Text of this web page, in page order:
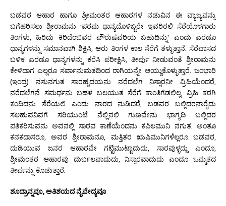
ಬಡವರ ಆಹಾರ ಹಾಗೂ ಶ್ರೀಮಂತರ ಆಹಾರಗಳ ನಡುವಿನ ಈ ವ್ಯಾಜ್ಯವನ್ನು
ಬಗೆಹರಿಸಲು ಶ್ರೀರಾಮನು ‘ಪರಮ ಧಾನ್ಯದೊಳಿಬ್ಬರೇ ಇವರಿರಲಿ ಸೆರೆಯೊಳಗಾರು
ತಿಂಗಳು, ಹಿರಿದು ಕಿರಿದೆಂಬಿವರ ಪೌರುಷವರಿಯ ಬಹುದಿನ್ನು’ ಎಂದು ಎರಡೂ
ಧಾನ್ಯಗಳನ್ನು ಸಮಾನವಾಗಿ ಶಿಕ್ಷಿಸಿ, ಆರು ತಿಂಗಳ ಕಾಲ ಸೆರೆಗೆ ತಳ್ಳುತ್ತಾನೆ. ಸೆರೆವಾಸದ
ಬಳಿಕ ಎರಡೂ ಧಾನ್ಯಗಳನ್ನು ಕರೆಸಿ ಪರೀಕ್ಷಿಸಿ, ತೀರ್ಪು ನೀಡುವಂತೆ ಶ್ರೀರಾಮನು
ಕೇಳಿದಾಗ ಎಲ್ಲರೂ ಸರ್ವಾನುಮತದಿಂದ ರಾಗಿಯನ್ನೇ ಆಯ್ದುಕೊಳ್ಳುತ್ತಾರೆ. ಜಂಭಾರಿ
(ಇಂದ್ರ) ನಸುನಗುತ ಸಾರಹೃದಯನು ನರೆದಲೆಗ ನಿಸ್ಸಾರನೀ ವ್ರಿಹಿಯೆಂದರೆ,
ನರೆದಲೆಗನೆ ಸಮರ್ಥನು ಬಹಳ ಬಲಯುತ ಸೆರೆಗೆ ಕಾಂತಿಗೆಡಲಿಲ್ಲ, ವ್ರಿಹಿ ಕರಗಿ
ಕಂದಿದನು ಸೆರೆಯಲಿ ಎಂದು ನಾರದ ನುಡಿದರೆ, ಬಡವರ ಬಲ್ಲಿದರನಾರೈದು
ಸಲಹುವನಿವಗೆ ಸರಿಯುಂಟೆ ನೆಲ್ಲಿನಲಿ ಗುಣವೇನು ಭಾಗ್ಯದಿ ಬಲ್ಲಿದರ
ಪತಿಕರಿಸುವನು ಅವನಲ್ಲಿ ಸಾರವ ಕಾಣೆಯೆಂದನು ಕಪಿಲಮುನಿ ನಗುತ. ಅಂತೂ
ಕನಕದಾಸರೂ, ಅವರ ಶ್ರೀರಾಮನೂ, ಮತ್ತಿತರ ಋಷಿಮುನಿಗಳೆಲ್ಲರೂ ಬಡವರ,
ದುಡಿಯುವ ಜನರ ಆಹಾರವೇ ಗಟ್ಟಿಮುಟ್ಟಾದುದು, ಸಾರವುಳ್ಳದ್ದು ಎಂದೂ,
ಶ್ರೀಮಂತರ ಆಹಾರವು ದುರ್ಬಲವಾದುದು, ನಿಸ್ಸಾರವಾದುದು ಎಂದೂ ಒಮ್ಮತದ
ತೀರ್ಪನ್ನು ಕೊಡುತ್ತಾರೆ.
ಶೂದ್ರಾನ್ನವೂ, ಅತಿಶಯದ ನೈವೇದ್ಯವೂ